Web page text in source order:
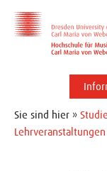
Sie sind hier »
Lehrveranstaltungen